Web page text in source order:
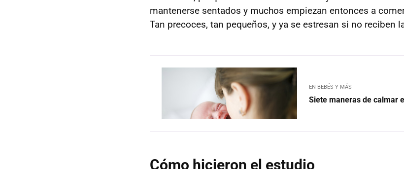
mantenerse sentados y muchos empiezan entonces a
Tan precoces, tan pequeños, y ya se estresan si no reciben
EN BEBÉS Y MÁS
Siete maneras de calmar
Cómo hicieron el estudio